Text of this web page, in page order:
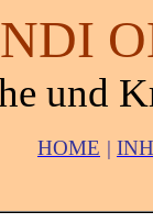
und
HOME |